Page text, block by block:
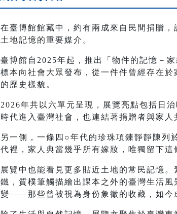
在臺博館館藏中，約有兩成來自民間捐贈
土地記憶的重要媒介。
臺博館自2025年起，推出「物件的記憶－
標本向社會大眾發布，從一件件曾經存在
的歷史樣貌。
2026年共以六單元呈現，展覽亮點包括日
時代進入臺灣社會，也連結著捐贈者與家人
另一側，一條四○年代的珍珠項鍊靜靜陳
代裡，家人典當幾乎所有嫁妝，唯獨留下
展覽中也能看見更多貼近土地的常民記憶
鐵，質樸筆觸描繪出課本之外的臺灣生活
變——那些曾被視為身份象徵的收藏，如今